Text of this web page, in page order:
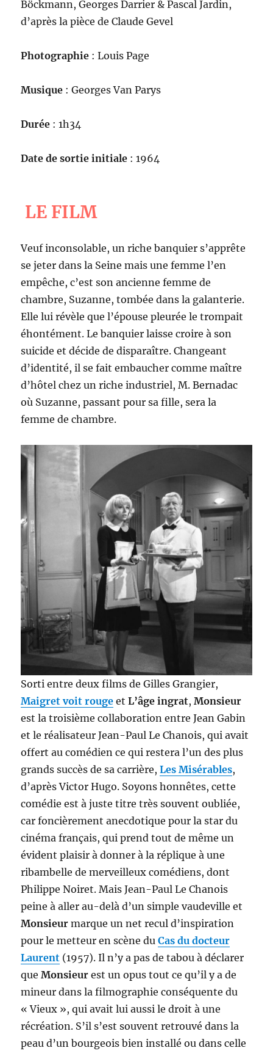
Böckmann, Georges Darrier & Pascal Jardin,
d’après la pièce de Claude Gevel
Photographie : Louis Page
Musique : Georges Van Parys
Durée : 1h34
Date de sortie initiale : 1964
LE FILM
Veuf inconsolable, un riche banquier s’apprête
se jeter dans la Seine mais une femme l’en
empêche, c’est son ancienne femme de
chambre, Suzanne, tombée dans la galanterie.
Elle lui révèle que l’épouse pleurée le trompait
éhontément. Le banquier laisse croire à son
suicide et décide de disparaître. Changeant
d’identité, il se fait embaucher comme maître
d’hôtel chez un riche industriel, M. Bernadac
où Suzanne, passant pour sa fille, sera la
femme de chambre.
Sorti entre deux films de Gilles Grangier,
Maigret voit rouge etL’âge ingrat,Monsieur
est la troisième collaboration entre Jean Gabin
et le réalisateur Jean-Paul Le Chanois, qui avait
offert au comédien ce qui restera l’un des plus
grands succès de sa carrière,Les Misérables,
d’après Victor Hugo. Soyons honnêtes, cette
comédie est à juste titre très souvent oubliée,
car foncièrement anecdotique pour la star du
cinéma français, qui prend tout de même un
évident plaisir à donner à la réplique à une
ribambelle de merveilleux comédiens, dont
Philippe Noiret. Mais Jean-Paul Le Chanois
peine à aller au-delà d’un simple vaudeville et
Monsieur marque un net recul d’inspiration
pour le metteur en scène duCas du docteur
Laurent (1957). Il n’y a pas de tabou à déclarer
queMonsieur est un opus tout ce qu’il y a de
mineur dans la filmographie conséquente du
« Vieux », qui avait lui aussi le droit à une
récréation. S’il s’est souvent retrouvé dans la
peau d’un bourgeois bien installé ou dans celle